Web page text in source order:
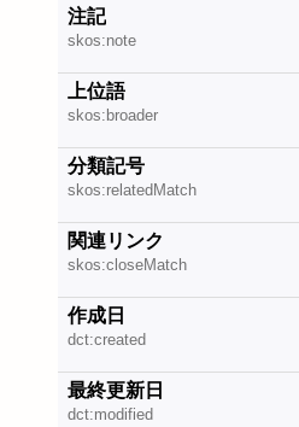
注記
skos:note
上位語
skos:broader
分類記号
skos:relatedMatch
関連リンク
skos:closeMatch
作成日
dct:created
最終更新日
dct:modified